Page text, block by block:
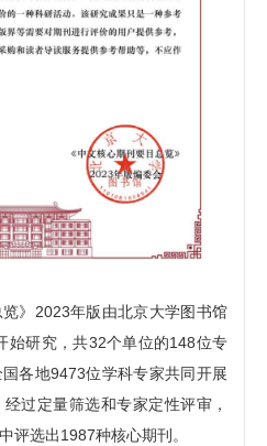
2023年版由北京大学图书馆
始研究，共32个单位的148位专
各地9473位学科专家共同开展
过定量筛选和专家定性评审，
评选出1987种核心期刊。